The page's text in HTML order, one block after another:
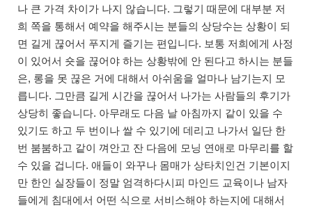
나 큰 가격 차이가 나지 않습니다. 그렇기 때문에 대부분 저
희 쪽을 통해서 예약을 해주시는 분들의 상당수는 상황이 되
면 길게 끊어서 푸지게 즐기는 편입니다. 보통 저희에게 사정
이 있어서 숏을 끊어야 하는 상황밖에 안 된다고 하시는 분들
은, 롱을 못 끊은 거에 대해서 아쉬움을 얼마나 남기는지 모
릅니다. 그만큼 길게 시간을 끊어서 나가는 사람들의 후기가
상당히 좋습니다. 아무래도 다음 날 아침까지 같이 있을 수
있기도 하고 두 번이나 쌀 수 있기에 데리고 나가서 일단 한
번 붐붐하고 같이 껴안고 잔 다음에 모닝 연애로 마무리를 할
수 있을 겁니다. 애들이 와꾸나 몸매가 상타치인건 기본이지
만 한인 실장들이 정말 엄격하다시피 마인드 교육이나 남자
들에게 침대에서 어떤 식으로 서비스해야 하는지에 대해서